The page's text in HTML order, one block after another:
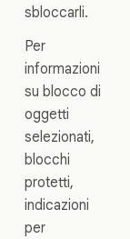
sbloccarli.
Per
informazioni
su blocco di
oggetti
selezionati,
blocchi
protetti,
indicazioni
per